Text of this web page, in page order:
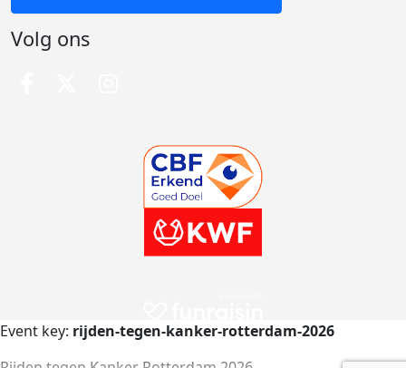
Volg ons
Event key: rijden-tegen-kanker-rotterdam-2026